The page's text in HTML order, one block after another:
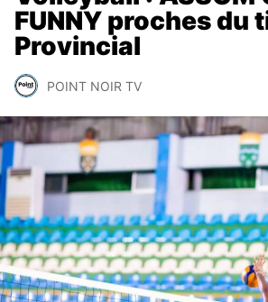
FUNNY proches du
Provincial
POINT NOIR TV